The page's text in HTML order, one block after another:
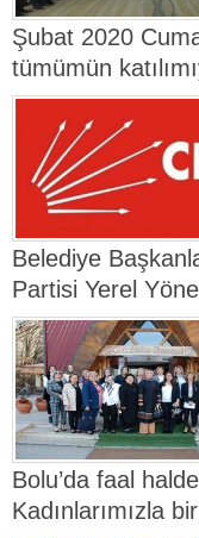
Şubat 2020
tümümün
Belediye
Partisi Yerel
Bolu’da faal
Kadınlarımızla